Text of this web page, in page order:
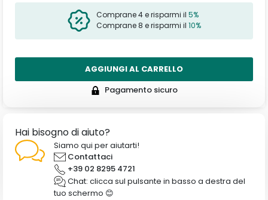
Comprane 4 e risparmi il 5%
Comprane 8 e risparmi il 10%
AGGIUNGI AL CARRELLO
Pagamento sicuro
Hai bisogno di aiuto?
Siamo qui per aiutarti!
Contattaci
+39 02 8295 4721
Chat: clicca sul pulsante in basso a destra del
tuo schermo 😊